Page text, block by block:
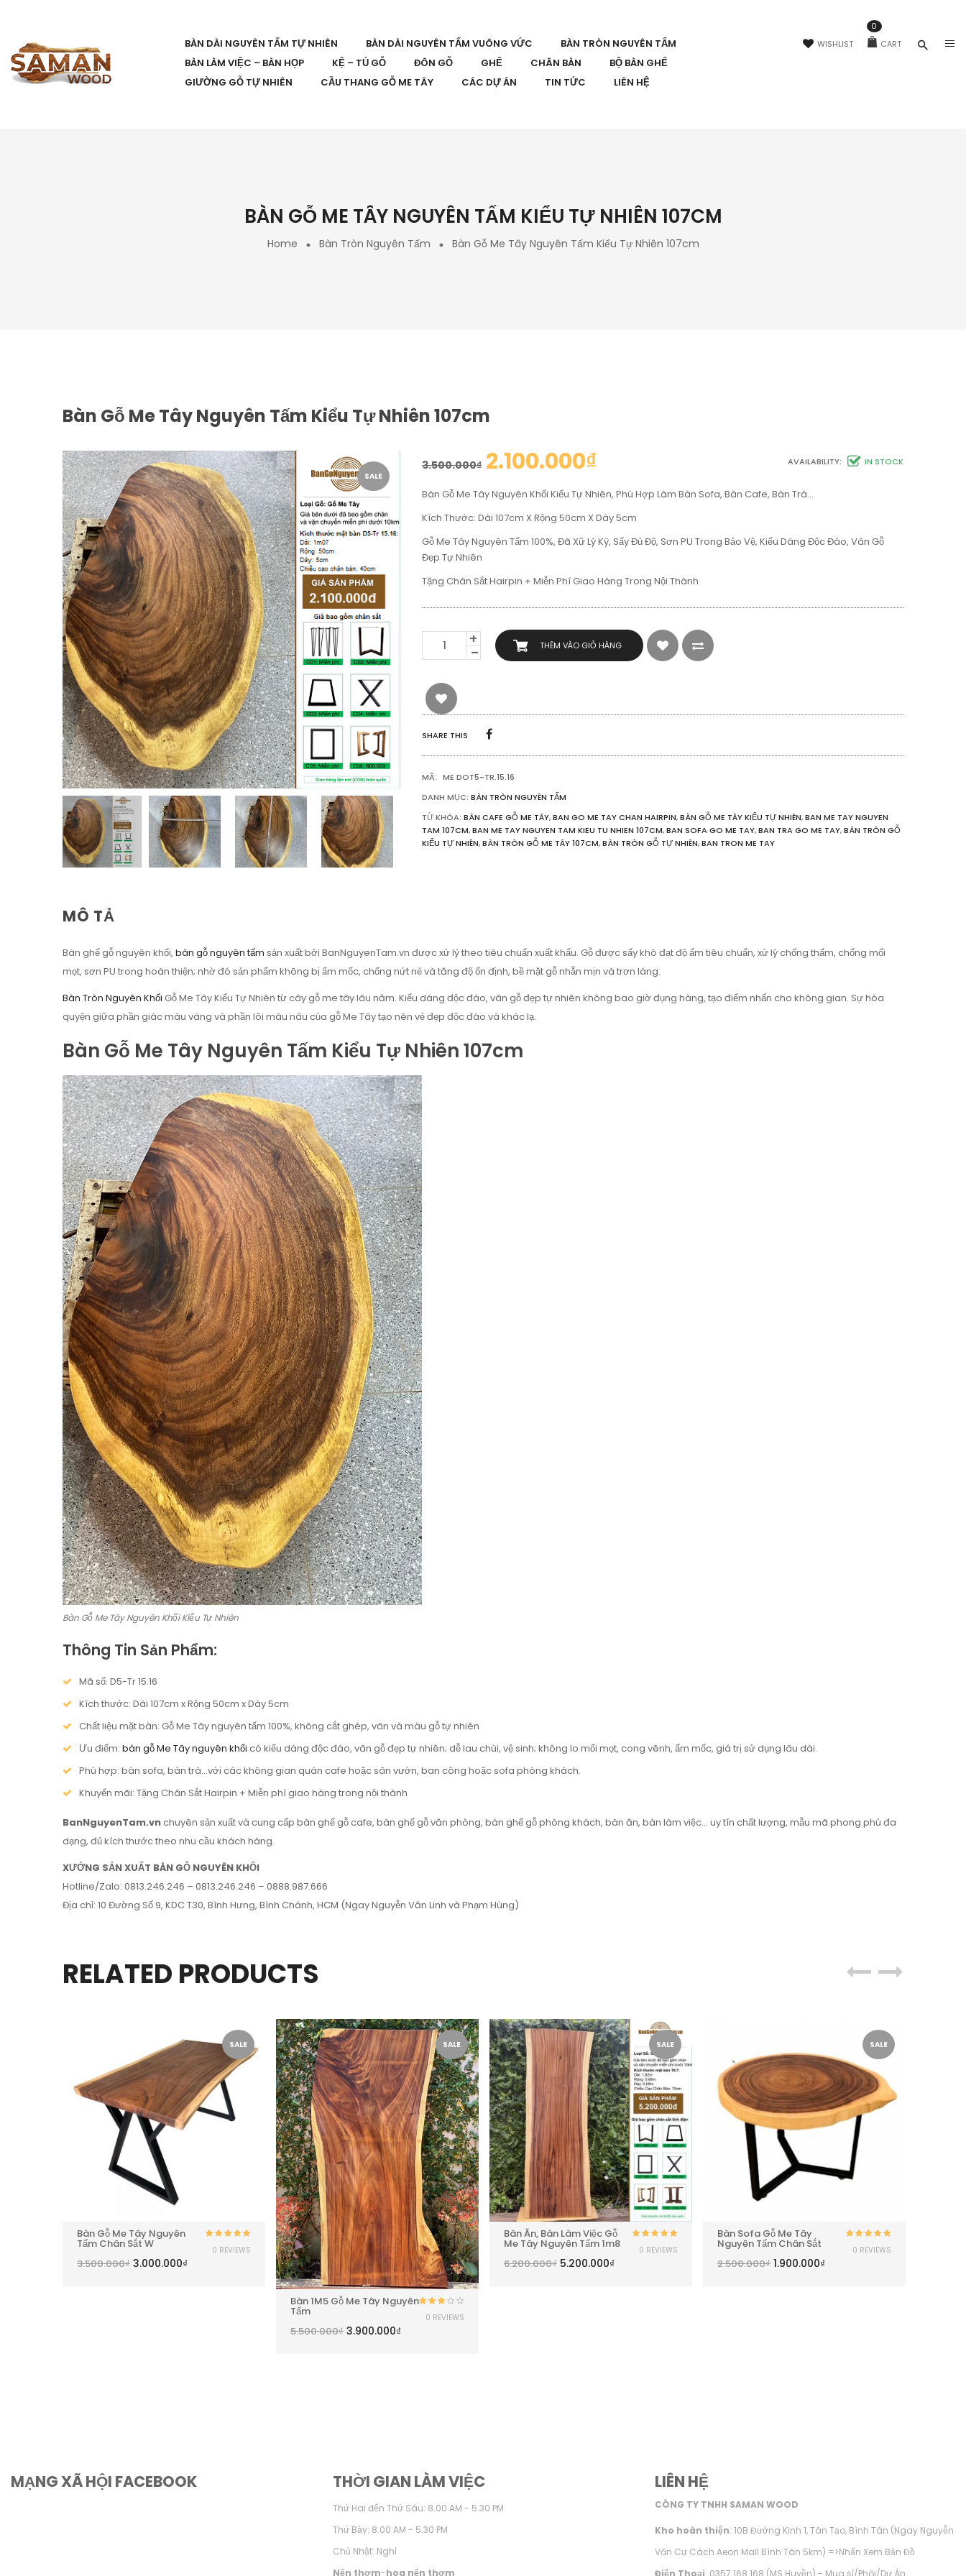
BÀN DÀI NGUYÊN TẤM TỰ NHIÊN BÀN DÀI NGUYÊN TẤM VUÔNG VỨC
BÀN TRÒN NGUYÊN TẤM
BÀN LÀM VIỆC – BÀN HỌP
KỆ – TỦ GỖ ĐÔN GỖ GHẾ CHÂN BÀN
BỘ BÀN GHẾ
GIƯỜNG GỖ TỰ NHIÊN
CẦU THANG GỖ ME TÂY CÁC DỰ ÁN TIN TỨC LIÊN HỆ
WISHLIST CART
0
BÀN GỖ ME TÂY NGUYÊN TẤM KIỂU TỰ NHIÊN 107CM
Home Bàn Tròn Nguyên Tấm Bàn Gỗ Me Tây Nguyên Tấm Kiểu Tự Nhiên 107cm
Bàn Gỗ Me Tây Nguyên Tấm Kiểu Tự Nhiên 107cm
SALE
3.500.000₫ 2.100.000₫ AVAILABILITY: IN STOCK
Bàn Gỗ Me Tây Nguyên Khối Kiểu Tự Nhiên, Phù Hợp Làm Bàn Sofa, Bàn Cafe, Bàn Trà…
Kích Thước: Dài 107cm X Rộng 50cm X Dày 5cm
Gỗ Me Tây Nguyên Tấm 100%, Đã Xữ Lý Kỹ, Sấy Đủ Độ, Sơn PU Trong Bảo Vệ, Kiểu Dáng Độc Đáo, Vân Gỗ
Đẹp Tự Nhiên
Tặng Chân Sắt Hairpin + Miễn Phí Giao Hàng Trong Nội Thành
ME
NGUYÊN
TẤM
KIỂU
NHIÊN
107CM
LƯỢNG
THÊM VÀO GIỎ HÀNG
SHARE THIS
MÃ: ME DOT5-TR.15.16
DANH MỤC: BÀN TRÒN NGUYÊN TẤM
TỪ KHÓA: BÀN CAFE GỖ ME TÂY,BAN GO ME TAY CHAN HAIRPIN,BÀN GỖ ME TÂY KIỂU TỰ NHIÊN,BAN ME TAY NGUYEN
TAM 107CM,BAN ME TAY NGUYEN TAM KIEU TU NHIEN 107CM,BAN SOFA GO ME TAY,BAN TRA GO ME TAY,BÀN TRÒN GỖ
KIỂU TỰ NHIÊN,BÀN TRÒN GỖ ME TÂY 107CM,BÀN TRÒN GỖ TỰ NHIÊN,BAN TRON ME TAY
MÔ TẢ
Bàn ghế gỗ nguyên khối, bàn gỗ nguyên tấm sản xuất bởi BanNguyenTam.vn được xử lý theo tiêu chuẩn xuất khẩu. Gỗ được sấy khô đạt độ ẩm tiêu chuẩn, xử lý chống thấm, chống mối
mọt, sơn PU trong hoàn thiện; nhờ đó sản phẩm không bị ẩm mốc, chống nứt nẻ và tăng độ ổn định, bề mặt gỗ nhẵn mịn và trơn láng.
Bàn Tròn Nguyên Khối Gỗ Me Tây Kiểu Tự Nhiên từ cây gỗ me tây lâu năm. Kiểu dáng độc đáo, vân gỗ đẹp tự nhiên không bao giờ đụng hàng, tạo điểm nhấn cho không gian. Sự hòa
quyện giữa phần giác màu vàng và phần lõi màu nâu của gỗ Me Tây tạo nên vẻ đẹp độc đáo và khác lạ.
Bàn Gỗ Me Tây Nguyên Tấm Kiểu Tự Nhiên 107cm
Bàn Gỗ Me Tây Nguyên Khối Kiểu Tự Nhiên
Thông Tin Sản Phẩm:
Mã số: D5-Tr 15.16
Kích thước: Dài 107cm x Rộng 50cm x Dày 5cm
Chất liệu mặt bàn: Gỗ Me Tây nguyên tấm 100%, không cắt ghép, vân và màu gỗ tự nhiên
Ưu điểm: bàn gỗ Me Tây nguyên khối có kiểu dáng độc đáo, vân gỗ đẹp tự nhiên; dễ lau chùi, vệ sinh; không lo mối mọt, cong vênh, ẩm mốc, giá trị sử dụng lâu dài.
Phù hợp: bàn sofa, bàn trà…với các không gian quán cafe hoặc sân vườn, ban công hoặc sofa phòng khách.
Khuyến mãi: Tặng Chân Sắt Hairpin + Miễn phí giao hàng trong nội thành
BanNguyenTam.vnchuyên sản xuất và cung cấp bàn ghế gỗ cafe, bàn ghế gỗ văn phòng, bàn ghế gỗ phòng khách, bàn ăn, bàn làm việc… uy tín chất lượng, mẫu mã phong phú đa
dạng, đủ kích thước theo nhu cầu khách hàng.
XƯỞNG SẢN XUẤT BÀN GỖ NGUYÊN KHỐI
Hotline/Zalo: 0813.246.246 – 0813.246.246 – 0888.987.666
Địa chỉ: 10 Đường Số 9, KDC T30, Bình Hưng, Bình Chánh, HCM (Ngay Nguyễn Văn Linh và Phạm Hùng)
RELATED PRODUCTS
SALE
Bàn Gỗ Me Tây Nguyên
Tấm Chân Sắt W
3.500.000₫ 3.000.000₫
Được xếp
hạng5.00 5
0 REVIEWS
SALE
Bàn 1M5 Gỗ Me Tây Nguyên
Tấm
5.500.000₫ 3.900.000₫
Được
xếp
0 REVIEWS
SALE
Bàn Ăn, Bàn Làm Việc Gỗ
Me Tây Nguyên Tấm 1m8
6.200.000₫ 5.200.000₫
Được xếp
hạng5.00 5
0 REVIEWS
SALE
Bàn Sofa Gỗ Me Tây
Nguyên Tấm Chân Sắt
2.500.000₫ 1.900.000₫
Được xếp
hạng5.00 5
0 REVIEWS
MẠNG XÃ HỘI FACEBOOK THỜI GIAN LÀM VIỆC
Thứ Hai đến Thứ Sáu: 8.00 AM - 5.30 PM
Thứ Bảy: 8.00 AM - 5.30 PM
Chủ Nhật: Nghỉ
Nến thơm-hoa nến thơm
LIÊN HỆ
CÔNG TY TNHH SAMAN WOOD
Kho hoàn thiện: 10B Đường Kinh 1, Tân Tạo, Bình Tân (Ngay Nguyễn
Văn Cự Cách Aeon Mall Bình Tân 5km) =>Nhấn Xem Bản Đồ
Điện Thoại: 0357.168.168 (MS Huyền) - Mua sỉ/Phôi/Dự Án